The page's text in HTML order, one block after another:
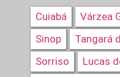
Cuiabá Várzea
Sinop
Tangará
Sorriso
Lucas